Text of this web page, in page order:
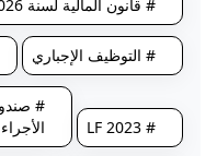
# قانون المالية لسنة 2026
# التوظيف الإجباري
# LF 2023
#
الأجراء